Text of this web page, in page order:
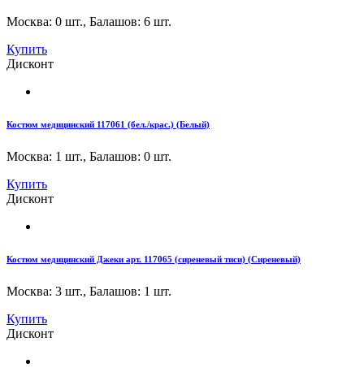
Москва: 0 шт., Балашов: 6 шт.
Купить
Дисконт
Костюм медицинский 117061 (бел./крас.) (Белый)
Москва: 1 шт., Балашов: 0 шт.
Купить
Дисконт
Костюм медицинский Джеки арт. 117065 (сиреневый тиси) (Сиреневый)
Москва: 3 шт., Балашов: 1 шт.
Купить
Дисконт